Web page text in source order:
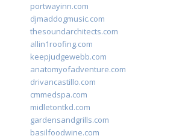
portwayinn.com
djmaddogmusic.com
thesoundarchitects.com
allin1roofing.com
keepjudgewebb.com
anatomyofadventure.com
drivancastillo.com
cmmedspa.com
midletontkd.com
gardensandgrills.com
basilfoodwine.com